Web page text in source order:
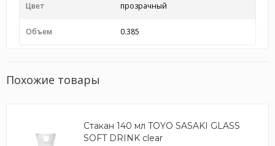
Цвет прозрачный
Объем 0.385
Похожие товары
Стакан 140 мл TOYO SASAKI GLASS
SOFT DRINK clear